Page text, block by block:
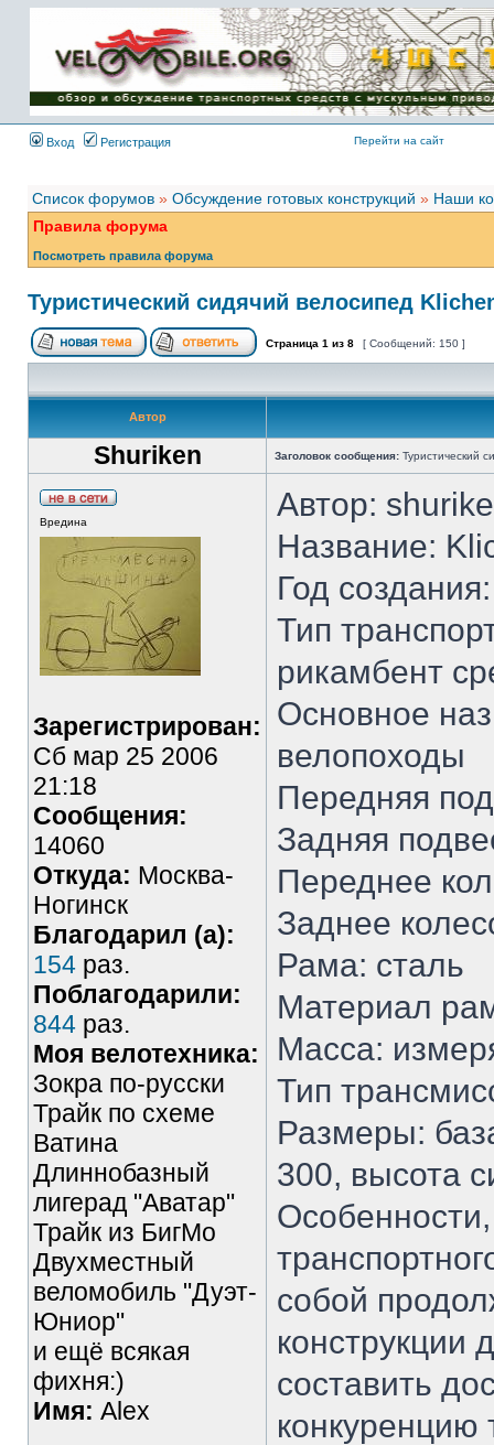
Имя пользователя:
Пароль:
{ LOG_ME_IN_SHORT
}
Вход
Регистрация Перейти на сайт
Список форумов » Обсуждение готовых конструкций » Наши
Правила форума
Посмотреть правила форума
Туристический сидячий велосипед
Страница 1 из 8 [ Сообщений: 150 ]
Автор
Shuriken Заголовок сообщения: Туристический
Вредина
Зарегистрирован:
Сб мар 25 2006
21:18
Сообщения:
14060
Откуда: Москва-
Ногинск
Благодарил (а):
154 раз.
Поблагодарили:
844 раз.
Моя велотехника:
Зокра по-русски
Трайк по схеме
Ватина
Длиннобазный
лигерад "Аватар"
Трайк из БигМо
Двухместный
веломобиль "Дуэт-
Юниор"
и ещё всякая
фихня:)
Имя: Alex
Автор:
Название:
Год
Тип
рикамбент
Основное
велопоходы
Передняя
Задняя
Переднее
Заднее
Рама: сталь
Материал
Масса:
Тип
Размеры:
300, высота
собой
конструкции
составить
конкуренцию